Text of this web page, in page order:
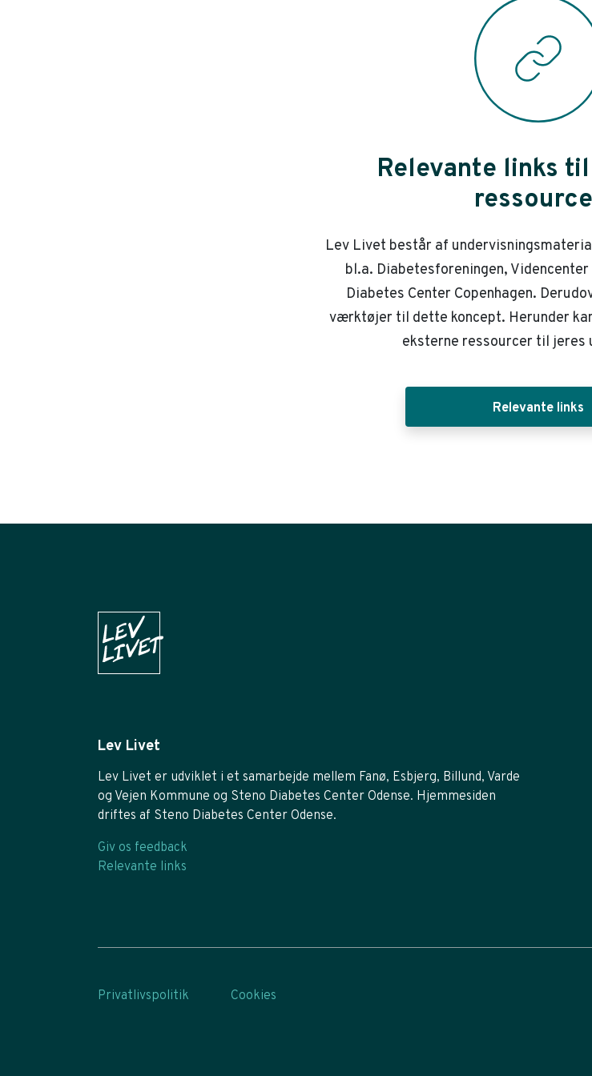
Relevante links
Lev Livet består af
bl.a. Diabetesforeningen,
Diabetes Center Copenhagen.
værktøjer til dette koncept. Herunder
eksterne ressourcer til jeres
Relevante links
Lev Livet
Lev Livet er udviklet i et samarbejde mellem Fanø, Esbjerg, Billund, Varde
og Vejen Kommune og Steno Diabetes Center Odense. Hjemmesiden
driftes af Steno Diabetes Center Odense.
Giv os feedback
Relevante links
Privatlivspolitik Cookies